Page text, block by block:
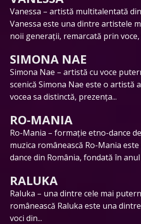
Vanessa – artistă multitalentată
Vanessa este una dintre artistele
noii generații, remarcată prin
SIMONA NAE
Simona Nae – artistă cu voce
scenică Simona Nae este o artistă
vocea sa distinctă, prezența...
RO-MANIA
Ro-Mania – formație etno-dance
muzica românească Ro-Mania
dance din România, fondată în anul
RALUKA
Raluka – una dintre cele mai
românească Raluka este una
voci din...